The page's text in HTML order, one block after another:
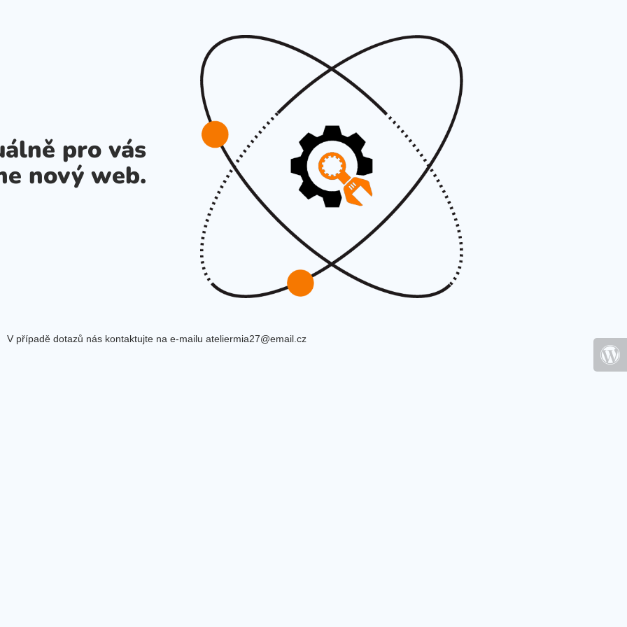
pro vás
nový web.
V případě dotazů nás kontaktujte na e-mailu ateliermia27@email.cz